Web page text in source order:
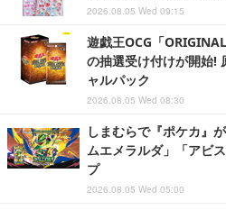
2026.08.05 Wed 09:15
遊戯王OCG「
の抽選受け付けが開始!
ャルパック
2026.08.05 Wed 08:30
しまむらで『ポケカ』
ムエメラルダ」「アビ
プ
2026.08.05 Wed 05:00